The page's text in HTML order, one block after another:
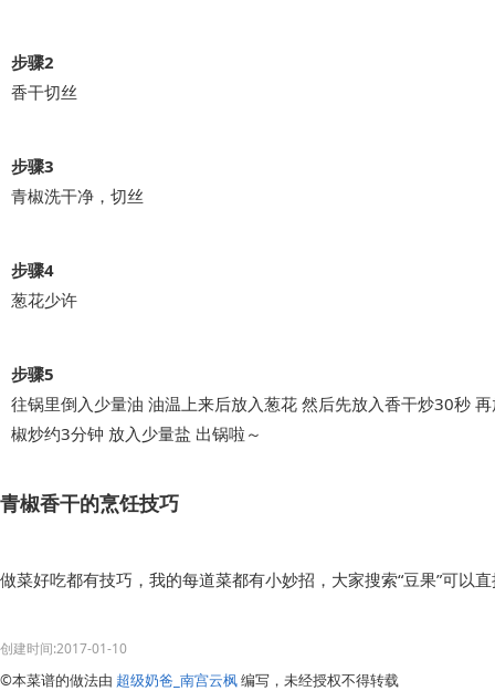
步骤2
香干切丝
步骤3
青椒洗干净，切丝
步骤4
葱花少许
步骤5
往锅里倒入少量油 油温上来后放入葱花 然后先放入香干炒30秒
椒炒约3分钟 放入少量盐 出锅啦～
青椒香干的烹饪技巧
做菜好吃都有技巧，我的每道菜都有小妙招，大家搜索“豆果”可以
创建时间:2017-01-10
©本菜谱的做法由 超级奶爸_南宫云枫编写，未经授权不得转载